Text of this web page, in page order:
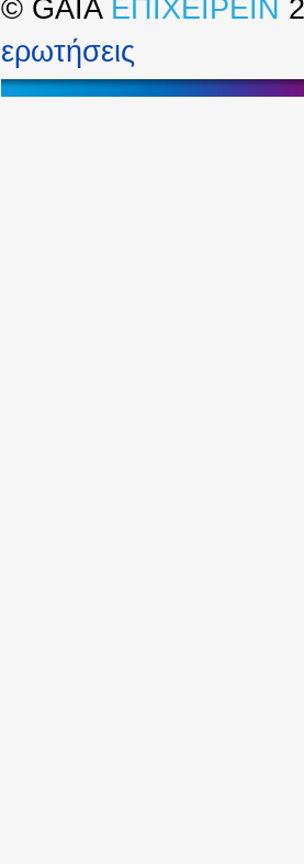
© GAIA ΕΠΙΧΕΙΡΕΙΝ
ερωτήσεις